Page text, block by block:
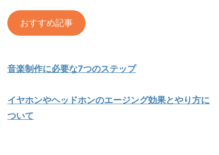
おすすめ記事
音楽制作に必要な7つのステップ
イヤホンやヘッドホンのエージング効果とやり方に
ついて